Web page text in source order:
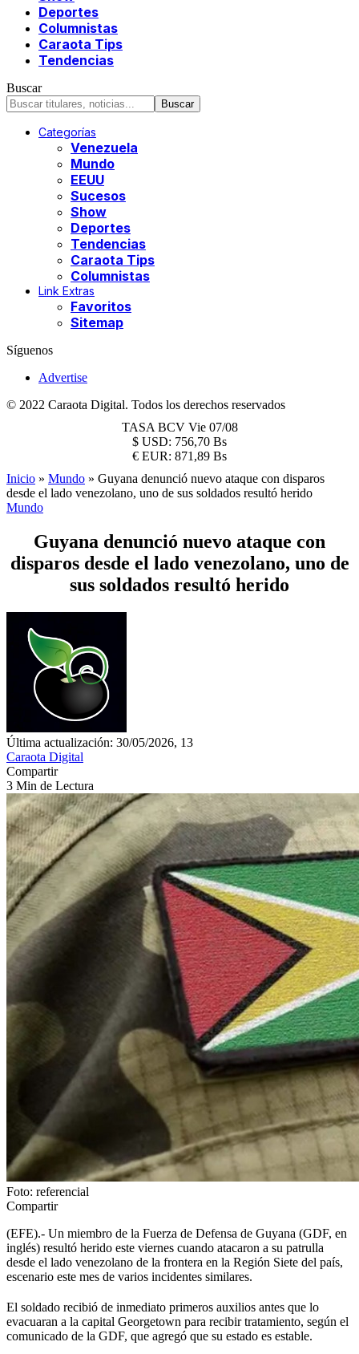
Deportes
Columnistas
Caraota Tips
Tendencias
Buscar
Categorías
Venezuela
Mundo
EEUU
Sucesos
Show
Deportes
Tendencias
Caraota Tips
Columnistas
Link Extras
Favoritos
Sitemap
Síguenos
Advertise
© 2022 Caraota Digital. Todos los derechos reservados
TASA BCV Vie 07/08
$ USD: 756,70 Bs
€ EUR: 871,89 Bs
Inicio » Mundo » Guyana denunció nuevo ataque con disparos
desde el lado venezolano, uno de sus soldados resultó herido
Mundo
Guyana denunció nuevo ataque con
disparos desde el lado venezolano, uno de
sus soldados resultó herido
Última actualización: 30/05/2026, 13
Caraota Digital
Compartir
3 Min de Lectura
Foto: referencial
Compartir
(EFE).- Un miembro de la Fuerza de Defensa de Guyana (GDF, en
inglés) resultó herido este viernes cuando atacaron a su patrulla
desde el lado venezolano de la frontera en la Región Siete del país,
escenario este mes de varios incidentes similares.
El soldado recibió de inmediato primeros auxilios antes que lo
evacuaran a la capital Georgetown para recibir tratamiento, según el
comunicado de la GDF, que agregó que su estado es estable.